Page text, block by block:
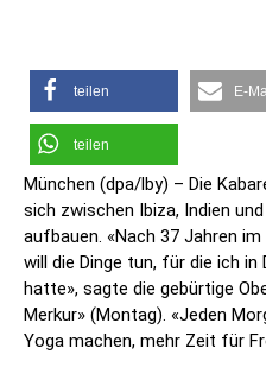
teilen E-
teilen
München (dpa/lby) – Die
sich zwischen Ibiza, Indien
aufbauen. «Nach 37 Jahren
will die Dinge tun, für die ich in
hatte», sagte die gebürtige
Merkur» (Montag). «Jeden
Yoga machen, mehr Zeit für